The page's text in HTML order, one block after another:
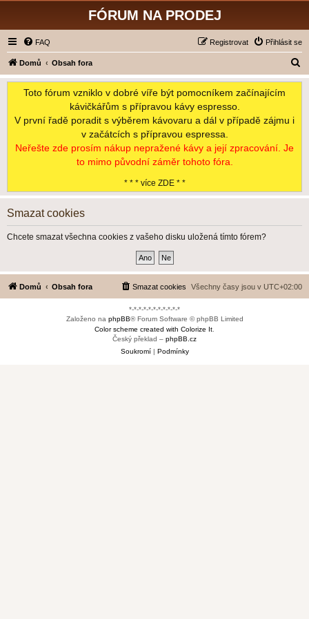
FÓRUM NA PRODEJ
FAQ Přihlásit se
Registrovat
Domů Obsah fora
l
Toto fórum vzniklo v dobré víře být pomocníkem začínajícím
kávičkářům s přípravou kávy espresso.
V první řadě poradit s výběrem kávovaru a dál v případě zájmu i
v začátcích s přípravou espressa.
Neřešte zde prosím nákup nepražené kávy a její zpracování. Je
to mimo původní záměr tohoto fóra.
* * * více ZDE * *
Smazat cookies
Chcete smazat všechna cookies z vašeho disku uložená tímto fórem?
Domů Obsah fora Všechny časy jsou v UTC+02:00
Smazat cookies
*-*-*-*-*-*-*-*-*-*-*
Založeno na phpBB® Forum Software © phpBB Limited
Color scheme created with Colorize It
Český překlad – phpBB.cz
Soukromí| Podmínky